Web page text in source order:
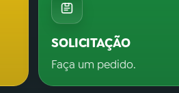
SOLICITAÇÃO
Faça um pedido.